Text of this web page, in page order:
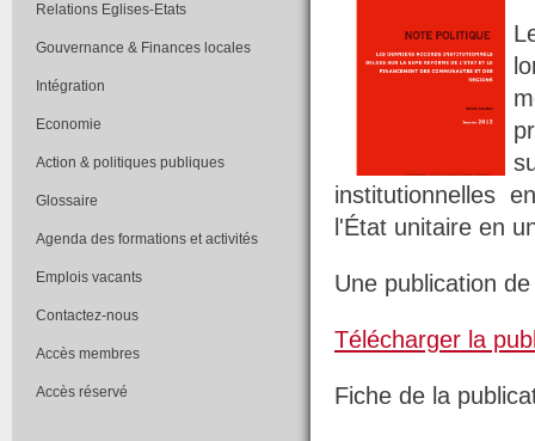
Relations Eglises-Etats
Gouvernance & Finances locales
Intégration
Economie
Action & politiques publiques
Glossaire
Agenda des formations et activités
Emplois vacants
Contactez-nous
Accès membres
Accès réservé
institutionnelles
l'État unitaire en
Une publication
Télécharger la
Fiche de la